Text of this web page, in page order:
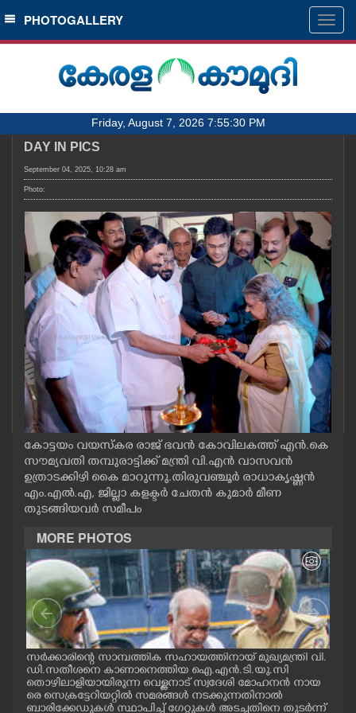
SECTIONS
HOME
NOTIFIED NEWS
KERALA
LOCAL
OBITUARY
NEWS 360
CASE DIARY
CINEMA
OPINION
PHOTOS
LIFESTYLE
SPIRITUAL
INFO+
ART
PHOTOGALLERY
Friday, August 7, 2026 7:55:30 PM
DAY IN PICS
September 04, 2025, 10:28 am
Photo:
കോട്ടയം വയസ്കര രാജ് ഭവൻ കോവിലകത്ത് എൻ.കെ
സൗമ്യവതി തമ്പുരാട്ടിക്ക് മന്ത്രി വി.എൻ വാസവൻ
ഉത്രാടക്കിഴി കൈ മാറുന്നു.തിരുവഞ്ചൂർ രാധാകൃഷ്ണൻ
എം.എൽ.എ, ജില്ലാ കളക്ടർ ചേതൻ കുമാർ മീണ
തുടങ്ങിയവർ സമീപം
MORE PHOTOS
സർക്കാരിന്റെ സാമ്പത്തിക സഹായത്തിനായ് മുഖ്യമന്ത്രി വി.
ഡി.സതീശനെ കാണാനെത്തിയ ഐ.എൻ.ടി.യു.സി
തൊഴിലാളിയായിരുന്ന വെള്ളനാട് സ്വദേശി മോഹനൻ നായ
രെ സെക്രട്ടേറിയറ്റിൽ സമരങ്ങൾ നടക്കുന്നതിനാൽ
ബാരിക്കേഡുകൾ സ്ഥാപിച്ച് ഗേറ്റുകൾ അടച്ചതിനെ തുടർന്ന്